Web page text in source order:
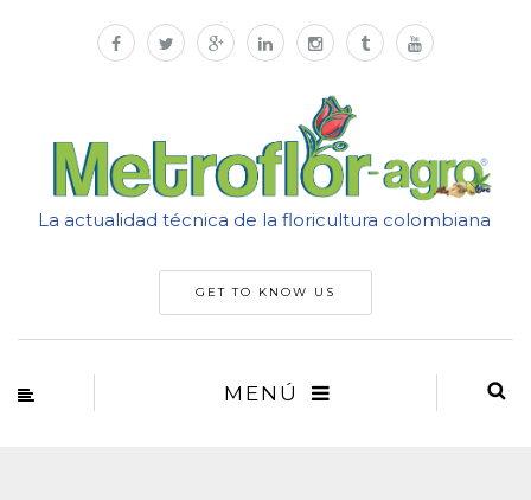
La actualidad técnica de la floricultura colombiana
GET TO KNOW US
MENÚ